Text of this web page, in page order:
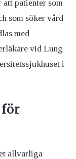
att patienter som
som söker vård
med
vid Lung
i
allvarliga